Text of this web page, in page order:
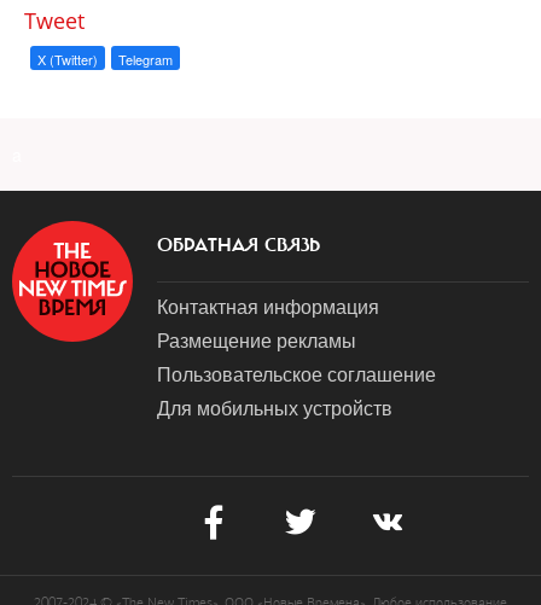
Tweet
X (Twitter) Telegram
ОБРАТНАЯ СВЯЗЬ
Контактная информация
Размещение рекламы
Пользовательское соглашение
Для мобильных устройств